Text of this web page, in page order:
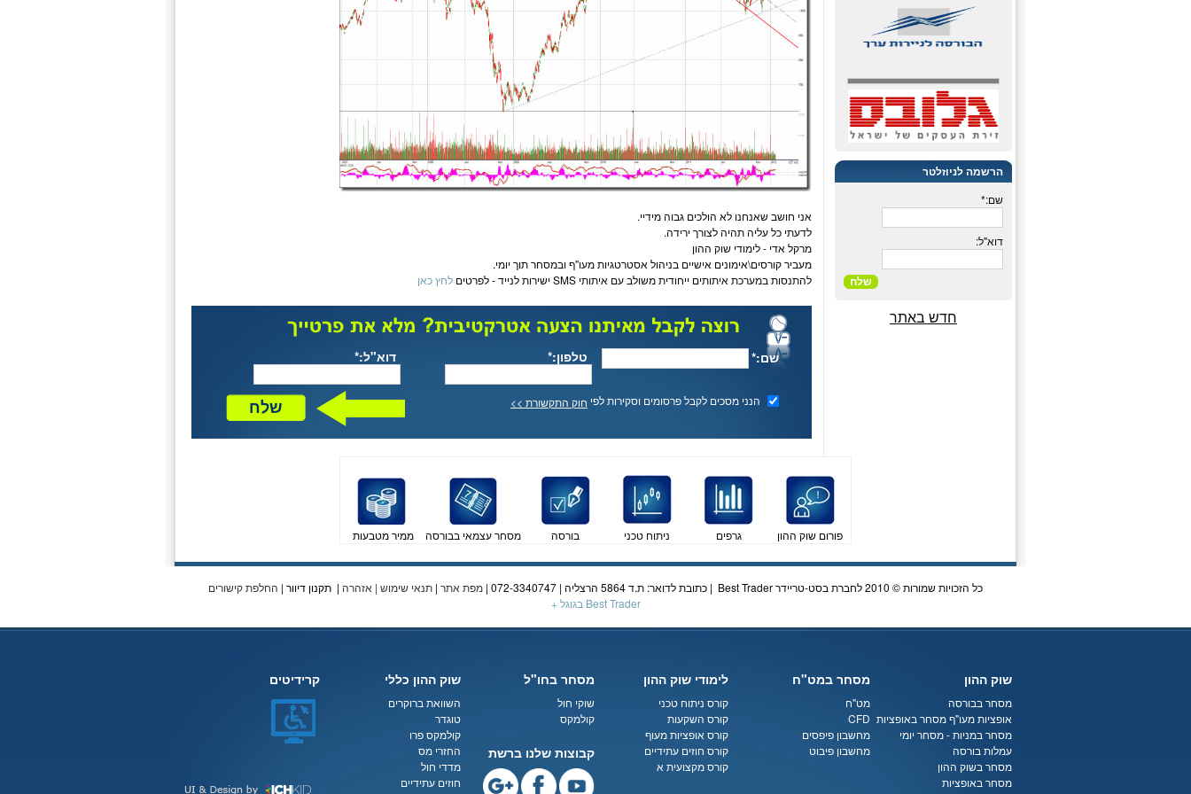
אני חושב שאנחנו לא הולכים גבוה מידיי.
לדעתי כל עליה תהיה לצורך ירידה.
מרקל אדי -לימודי שוק ההון
מעביר קורסים\אימונים אישיים בניהול אסטרטגיות מעו"ףובמסחרתוך יומי.
להתנסות במערכת איתותים ייחודית משולב עם איתותי SMS ישירות לנייד - לפרטים
לחץ כאן
שם:* טלפון:* דוא"ל:*
הנני מסכים לקבל פרסומים וסקירות לפי חוק התקשורת >> שלח
הרשמה לניוזלטר
שם:*
דוא"ל:
שלח
חדש באתר
פורום שוק ההון גרפים ניתוח טכני בורסה מסחר עצמאי בבורסה ממיר מטבעות
כל הזכויות שמורות © 2010 לחברת בסט-טריידר Best Trader | כתובת לדואר: ת.ד 5864 הרצליה | 072-3340747 | מפת אתר | תנאי שימוש | אזהרה | תקנון דיוור | החלפת קישורים
Best Trader בגוגל +
שוק ההון
מסחר בבורסה
אופציות מעו"ףמסחר באופציות
מסחר במניות-מסחר יומי
עמלות בורסה
מסחר בשוק ההון
מסחר באופציות
מסחר במט"ח
מט"ח
CFD
מחשבון פיפסים
מחשבון פיבוט
לימודי שוק ההון
קורס ניתוח טכני
קורס השקעות
קורס אופציות מעוף
קורס חוזים עתידיים
קורס מקצועית א
מסחר בחו"ל
שוקי חול
קולמקס
קבוצות שלנו ברשת
שוק ההון כללי
השוואת ברוקרים
טוגדר
קולמקס פרו
החזרי מס
מדדי חול
חוזים עתידיים
קרידיטים